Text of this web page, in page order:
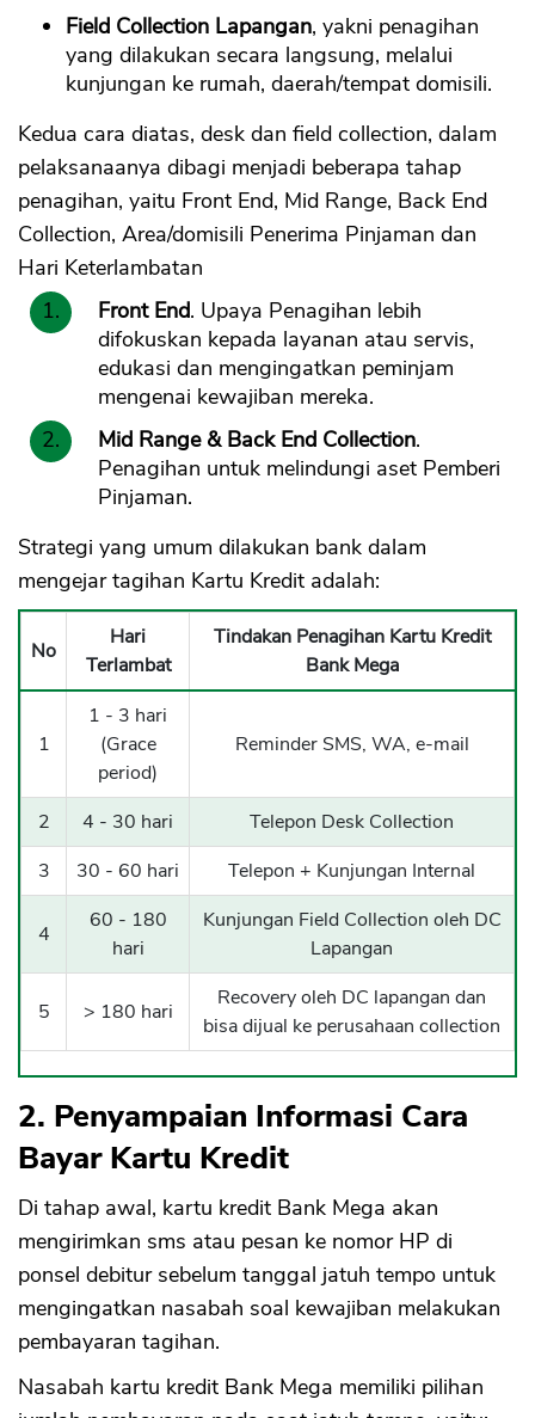
Field Collection Lapangan, yakni penagihan
yang dilakukan secara langsung, melalui
kunjungan ke rumah, daerah/tempat domisili.
Kedua cara diatas, desk dan field collection, dalam
pelaksanaanya dibagi menjadi beberapa tahap
penagihan, yaitu Front End, Mid Range, Back End
Collection, Area/domisili Penerima Pinjaman dan
Hari Keterlambatan
Front End. Upaya Penagihan lebih
difokuskan kepada layanan atau servis,
edukasi dan mengingatkan peminjam
mengenai kewajiban mereka.
Mid Range & Back End Collection.
Penagihan untuk melindungi aset Pemberi
Pinjaman.
Strategi yang umum dilakukan bank dalam
mengejar tagihan Kartu Kredit adalah:
No
Hari
Terlambat
Tindakan Penagihan Kartu Kredit
Bank Mega
1
1 - 3 hari
(Grace
period)
Reminder SMS, WA, e-mail
2 4 - 30 hari
Telepon Desk Collection
3
30 - 60 hari Telepon + Kunjungan Internal
4
60 - 180
hari
Kunjungan Field Collection oleh DC
Lapangan
5 > 180 hari
Recovery oleh DC lapangan dan
bisa dijual ke perusahaan collection
2. Penyampaian Informasi Cara
Bayar Kartu Kredit
Di tahap awal, kartu kredit Bank Mega akan
mengirimkan sms atau pesan ke nomor HP di
ponsel debitur sebelum tanggal jatuh tempo untuk
mengingatkan nasabah soal kewajiban melakukan
pembayaran tagihan.
Nasabah kartu kredit Bank Mega memiliki pilihan